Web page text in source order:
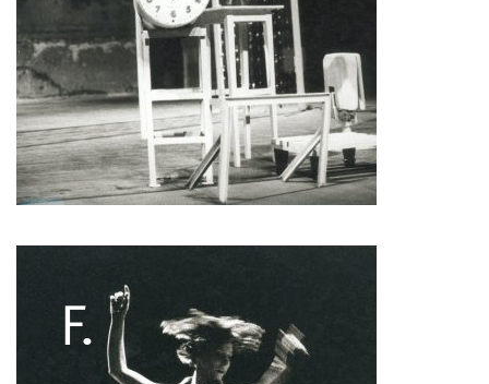
Pascale Cherblanc Pascale Luce
Pascale Paoli
Romain Bertet
Sabine Macher Sébastien Chatellier
Séverine Bauvais Sonia Darbois
Stéphane Imbert Sylvain Cassou
Valérie Brau-Antony
F.